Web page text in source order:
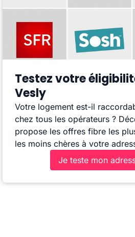
Testez votre
Vesly
Votre logement est-il
chez tous les opérateurs ?
propose les offres fibre les
les moins chères à votre
Je teste mon